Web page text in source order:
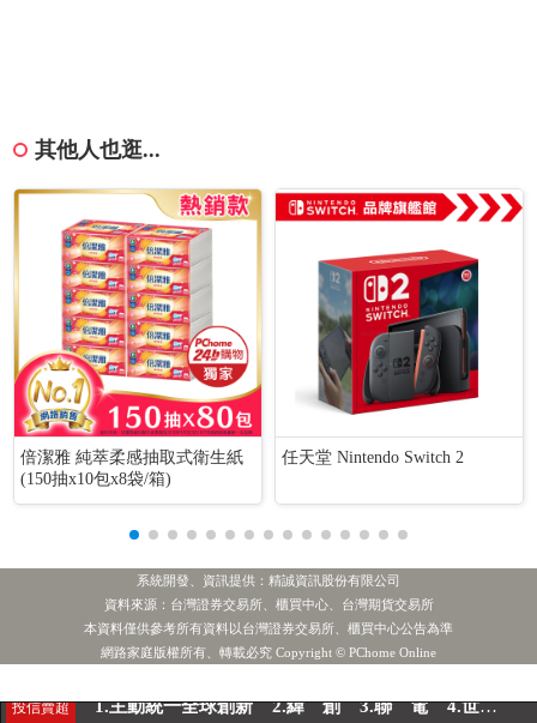
其他人也逛...
倍潔雅 純萃柔感抽取式衛生紙
(150抽x10包x8袋/箱)
任天堂 Nintendo Switch 2
系統開發、資訊提供：精誠資訊股份有限公司
資料來源：台灣證券交易所、櫃買中心、台灣期貨交易所
本資料僅供參考所有資料以台灣證券交易所、櫃買中心公告為準
網路家庭版權所有、轉載必究 Copyright © PChome Online